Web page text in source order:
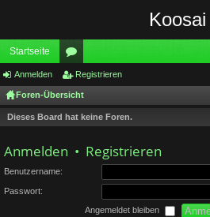
Koosai
Startseite
or
en
Anmelden Registrieren
Foren-Übersicht
Dieses Board hat keine Foren.
Anmelden • Registrieren
Benutzername:
Passwort:
Angemeldet bleiben